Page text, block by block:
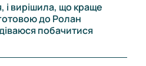
вирішила, що краще
до Ролан
побачитися